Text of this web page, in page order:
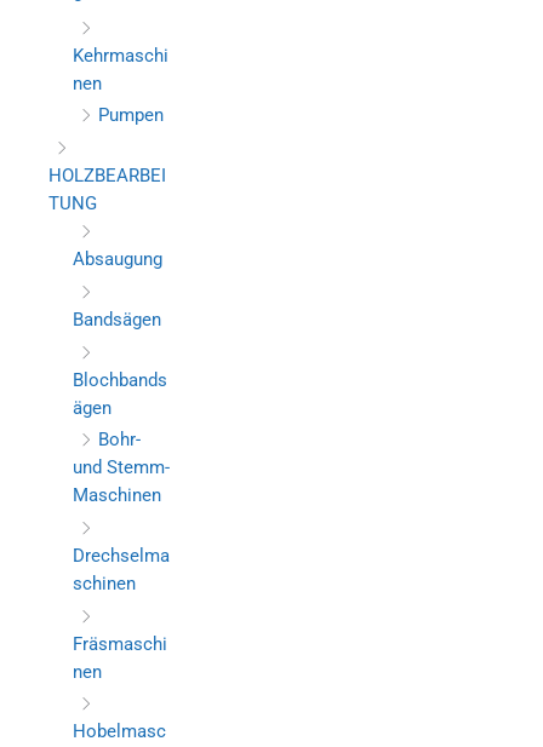
Kehrmaschi
nen
Pumpen
HOLZBEARBEI
TUNG
Absaugung
Bandsägen
Blochbands
ägen
Bohr-
und Stemm-
Maschinen
Drechselma
schinen
Fräsmaschi
nen
Hobelmasc